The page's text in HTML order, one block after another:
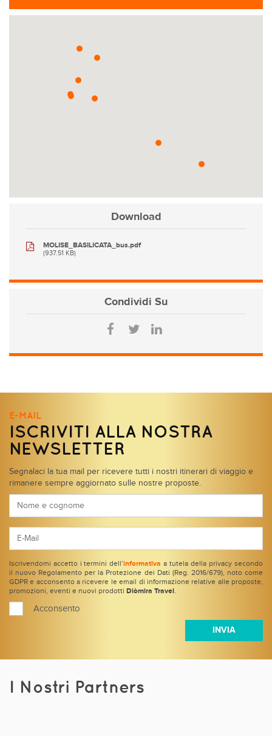
Download
MOLISE_BASILICATA_bus.pdf
(937.51 KB)
Condividi Su
E-MAIL
ISCRIVITI ALLA NOSTRA
NEWSLETTER
Segnalaci la tua mail per ricevere tutti i nostri itinerari di viaggio e
rimanere sempre aggiornato sulle nostre proposte.
Iscrivendomi accetto i termini dell’ informativa a tutela della privacy secondo
il nuovo Regolamento per la Protezione dei Dati (Reg. 2016/679), noto come
GDPR e acconsento a ricevere le email di informazione relative alle proposte,
promozioni, eventi e nuovi prodotti Diòmira Travel .
Acconsento
I Nostri Partners